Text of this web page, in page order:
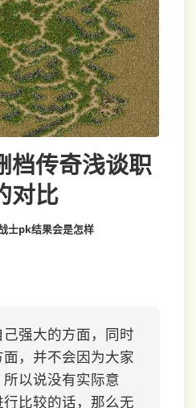
档传奇浅谈职
对比
士pk结果会是怎样
强大的方面，同时
，并不会因为大家
以说没有实际意
比较的话，那么无